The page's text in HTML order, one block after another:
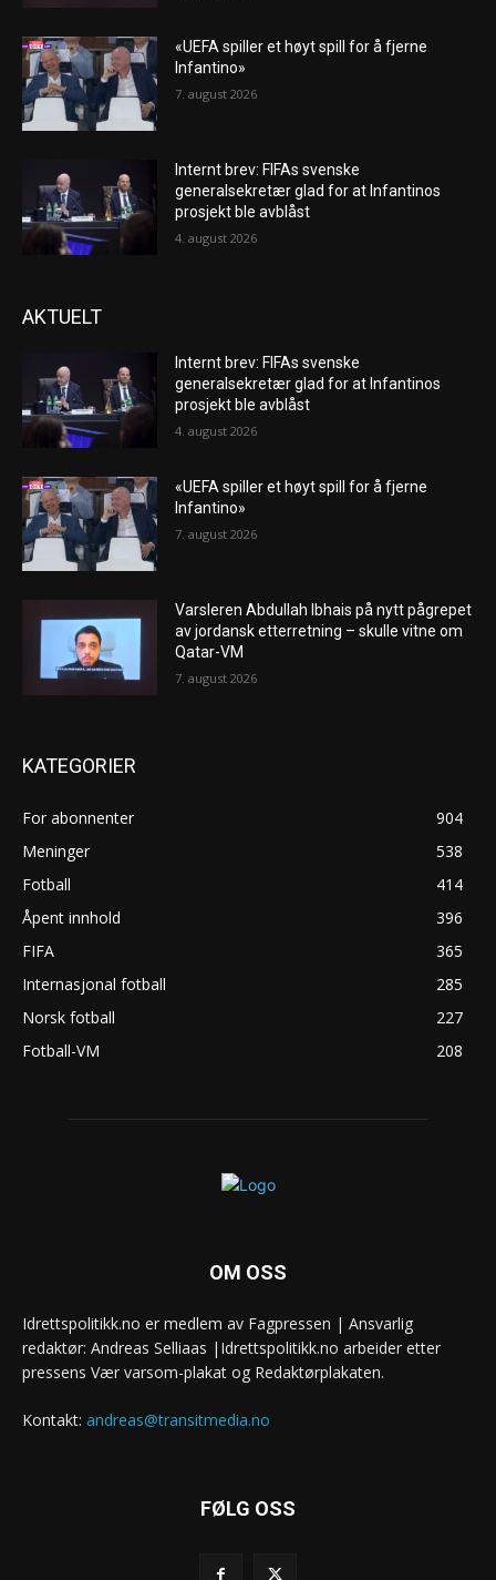
«UEFA spiller et høyt spill for å fjerne
Infantino»
7. august 2026
Internt brev: FIFAs svenske
generalsekretær glad for at Infantinos
prosjekt ble avblåst
4. august 2026
AKTUELT
Internt brev: FIFAs svenske
generalsekretær glad for at Infantinos
prosjekt ble avblåst
4. august 2026
«UEFA spiller et høyt spill for å fjerne
Infantino»
7. august 2026
Varsleren Abdullah Ibhais på nytt pågrepet
av jordansk etterretning – skulle vitne om
Qatar-VM
7. august 2026
KATEGORIER
For abonnenter
904
Meninger
538
Fotball
414
Åpent innhold
396
FIFA
365
Internasjonal fotball
285
Norsk fotball
227
Fotball-VM
208
OM OSS
Idrettspolitikk.no er medlem av Fagpressen | Ansvarlig
redaktør: Andreas Selliaas |Idrettspolitikk.no arbeider etter
pressens Vær varsom-plakat og Redaktørplakaten.
Kontakt: andreas@transitmedia.no
FØLG OSS